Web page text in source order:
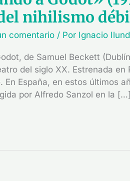
nihilismo
comentario / Por Ignacio
de Samuel Beckett
del siglo XX. Estrenada
En España, en estos últimos
por Alfredo Sanzol en la […]